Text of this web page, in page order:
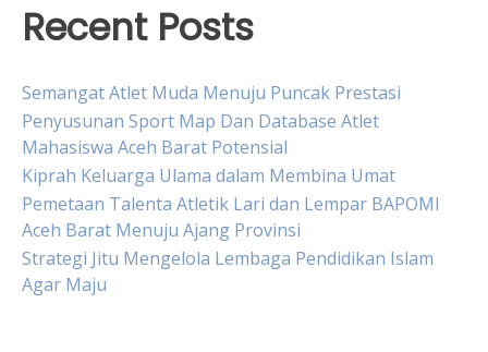
Recent Posts
Semangat Atlet Muda Menuju Puncak Prestasi
Penyusunan Sport Map Dan Database Atlet
Mahasiswa Aceh Barat Potensial
Kiprah Keluarga Ulama dalam Membina Umat
Pemetaan Talenta Atletik Lari dan Lempar BAPOMI
Aceh Barat Menuju Ajang Provinsi
Strategi Jitu Mengelola Lembaga Pendidikan Islam
Agar Maju